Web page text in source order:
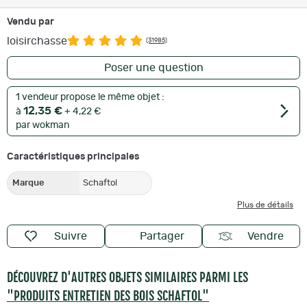
Vendu par
loisirchasse (31985)
Poser une question
1 vendeur propose le même objet :
à 12,35 € + 4,22 €
par wokman
Caractéristiques principales
Marque Schaftol
Plus de détails
Suivre Partager Vendre
DÉCOUVREZ D'AUTRES OBJETS SIMILAIRES PARMI LES
"PRODUITS ENTRETIEN DES BOIS SCHAFTOL"